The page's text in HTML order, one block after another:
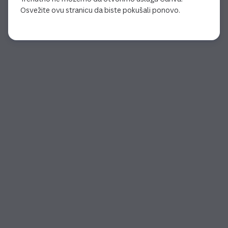
Osvežite ovu stranicu da biste pokušali ponovo.